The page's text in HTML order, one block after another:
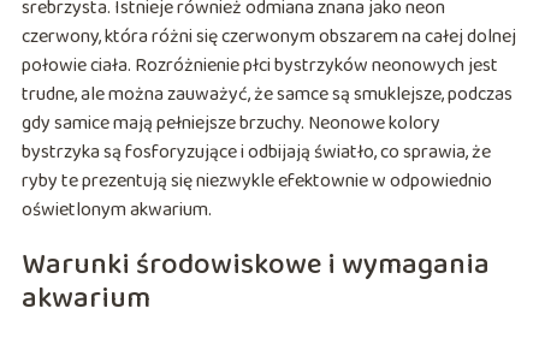
srebrzysta. Istnieje również odmiana znana jako neon
czerwony, która różni się czerwonym obszarem na całej dolnej
połowie ciała. Rozróżnienie płci bystrzyków neonowych jest
trudne, ale można zauważyć, że samce są smuklejsze, podczas
gdy samice mają pełniejsze brzuchy. Neonowe kolory
bystrzyka są fosforyzujące i odbijają światło, co sprawia, że
ryby te prezentują się niezwykle efektownie w odpowiednio
oświetlonym akwarium.
Warunki środowiskowe i wymagania
akwarium